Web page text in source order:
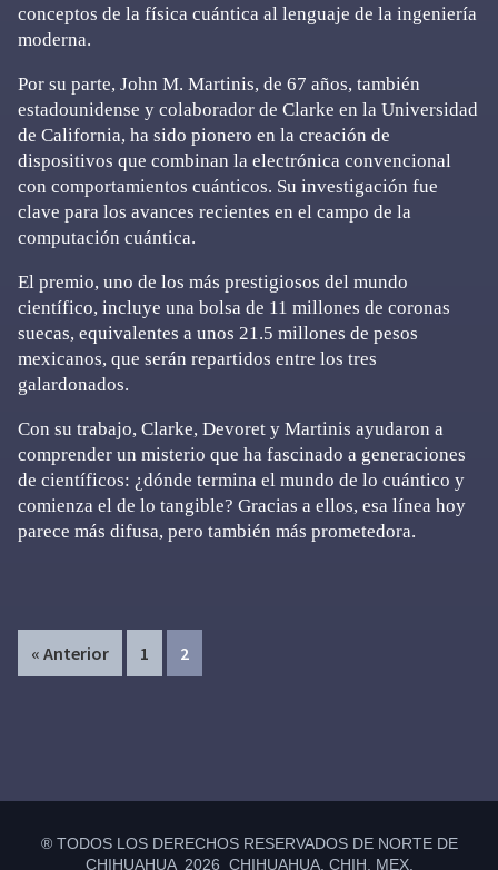
conceptos de la física cuántica al lenguaje de la ingeniería
moderna.
Por su parte, John M. Martinis, de 67 años, también
estadounidense y colaborador de Clarke en la Universidad
de California, ha sido pionero en la creación de
dispositivos que combinan la electrónica convencional
con comportamientos cuánticos. Su investigación fue
clave para los avances recientes en el campo de la
computación cuántica.
El premio, uno de los más prestigiosos del mundo
científico, incluye una bolsa de 11 millones de coronas
suecas, equivalentes a unos 21.5 millones de pesos
mexicanos, que serán repartidos entre los tres
galardonados.
Con su trabajo, Clarke, Devoret y Martinis ayudaron a
comprender un misterio que ha fascinado a generaciones
de científicos: ¿dónde termina el mundo de lo cuántico y
comienza el de lo tangible? Gracias a ellos, esa línea hoy
parece más difusa, pero también más prometedora.
« Anterior Page
1 Page
2
® TODOS LOS DERECHOS RESERVADOS DE NORTE DE
CHIHUAHUA 2026 CHIHUAHUA, CHIH. MEX.